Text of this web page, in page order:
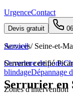
UrgenceContact
Devis gratuit
Services
Ouverture de porte
blindageDépannage
Zones d'intervention
Accueil / Seine-et-
Serrurier certifié
Serrurier en